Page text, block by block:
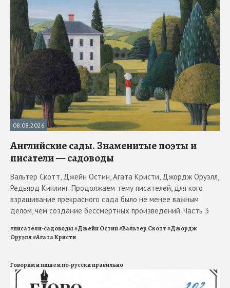
08.08.2026
Английские сады. Знаменитые поэты и
писатели — садоводы
Вальтер Скотт, Джейн Остин, Агата Кристи, Джордж Оруэлл,
Редьярд Киплинг. Продолжаем тему писателей, для кого
взращивание прекрасного сада было не менее важным
делом, чем создание бессмертных произведений. Часть 3
#писатели-садоводы#Джейн Остин#Вальтер Скотт#Джордж
Оруэлл#Агата Кристи
Говорим и пишем по-русски правильно